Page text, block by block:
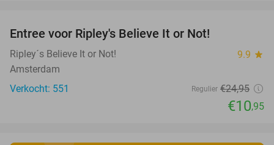
Entree voor Ripley's Believe It or Not!
Ripley´s Believe It or Not! 9.9 star
Amsterdam
Verkocht: 551
Regulier €24,95
€10,95